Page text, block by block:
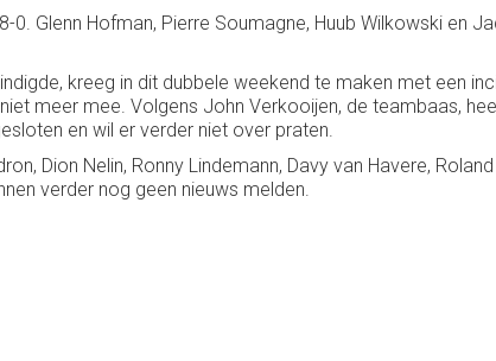
Glenn Hofman, Pierre Soumagne, Huub Wilkowski en
kreeg in dit dubbele weekend te maken met een
meer mee. Volgens John Verkooijen, de teambaas,
en wil er verder niet over praten.
Dion Nelin, Ronny Lindemann, Davy van Havere,
verder nog geen nieuws melden.